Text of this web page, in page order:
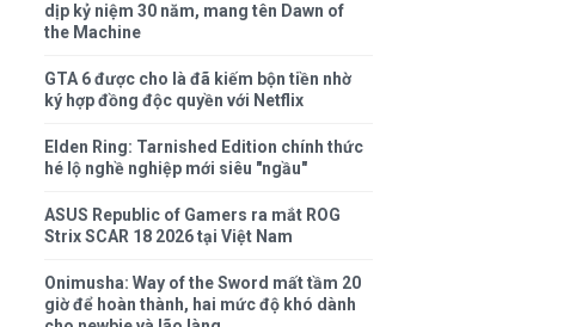
dịp kỷ niệm 30 năm, mang tên Dawn of
the Machine
GTA 6 được cho là đã kiếm bộn tiền nhờ
ký hợp đồng độc quyền với Netflix
Elden Ring: Tarnished Edition chính thức
hé lộ nghề nghiệp mới siêu "ngầu"
ASUS Republic of Gamers ra mắt ROG
Strix SCAR 18 2026 tại Việt Nam
Onimusha: Way of the Sword mất tầm 20
giờ để hoàn thành, hai mức độ khó dành